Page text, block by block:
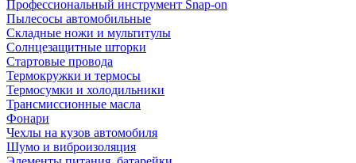
Профессиональный инструмент Snap-on
Пылесосы автомобильные
Складные ножи и мультитулы
Солнцезащитные шторки
Стартовые провода
Термокружки и термосы
Термосумки и холодильники
Трансмиссионные масла
Фонари
Чехлы на кузов автомобиля
Шумо и виброизоляция